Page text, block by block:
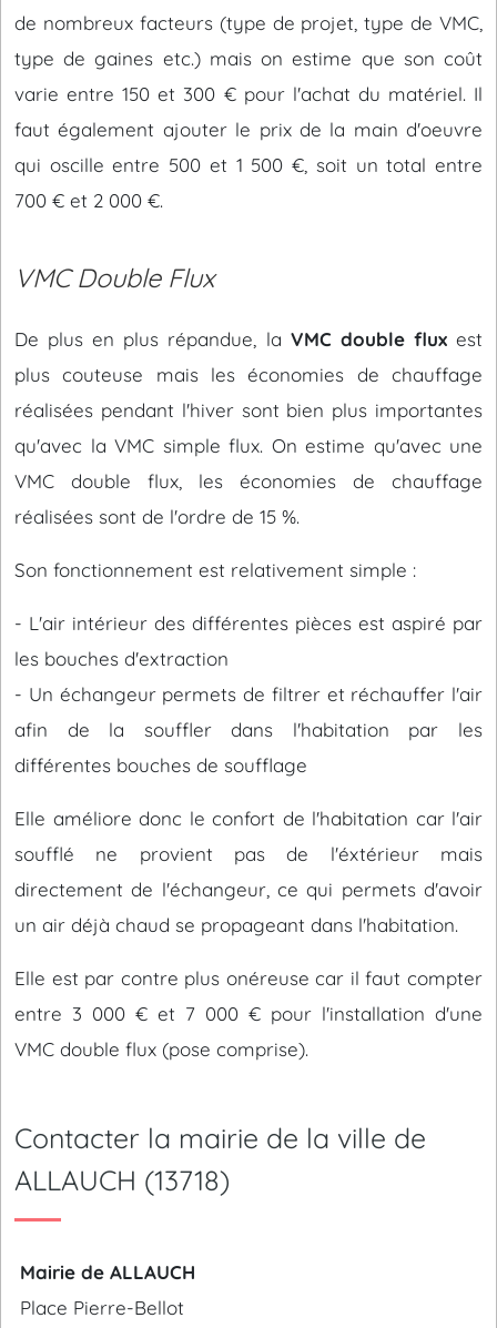
de nombreux facteurs (type de projet, type de VMC,
type de gaines etc.) mais on estime que son coût
varie entre 150 et 300 € pour l'achat du matériel. Il
faut également ajouter le prix de la main d'oeuvre
qui oscille entre 500 et 1 500 €, soit un total entre
700 € et 2 000 €.
VMC Double Flux
De plus en plus répandue, la VMC double fluxest
plus couteuse mais les économies de chauffage
réalisées pendant l'hiver sont bien plus importantes
qu'avec la VMC simple flux. On estime qu'avec une
VMC double flux, les économies de chauffage
réalisées sont de l'ordre de 15 %.
Son fonctionnement est relativement simple :
- L'air intérieur des différentes pièces est aspiré par
les bouches d'extraction
- Un échangeur permets de filtrer et réchauffer l'air
afin de la souffler dans l'habitation par les
différentes bouches de soufflage
Elle améliore donc le confort de l'habitation car l'air
soufflé ne provient pas de l'éxtérieur mais
directement de l'échangeur, ce qui permets d'avoir
un air déjà chaud se propageant dans l'habitation.
Elle est par contre plus onéreuse car il faut compter
entre 3 000 € et 7 000 € pour l'installation d'une
VMC double flux (pose comprise).
Contacter la mairie de la ville de
ALLAUCH (13718)
Mairie de ALLAUCH
Place Pierre-Bellot